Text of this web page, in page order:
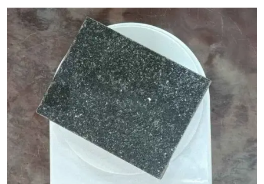
Факторы стоимости гранита